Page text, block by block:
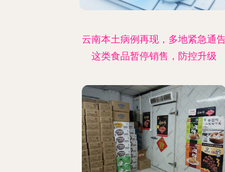
云南本土病例再现，多地紧急通
这类食品暂停销售，防控升级